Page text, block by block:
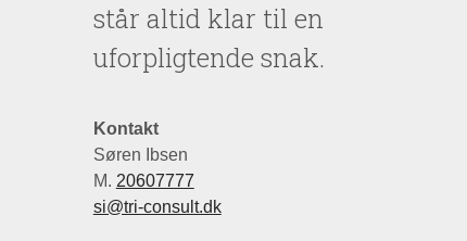
står altid klar til en
uforpligtende snak.
Kontakt
Søren Ibsen
M. 20607777
si@tri-consult.dk